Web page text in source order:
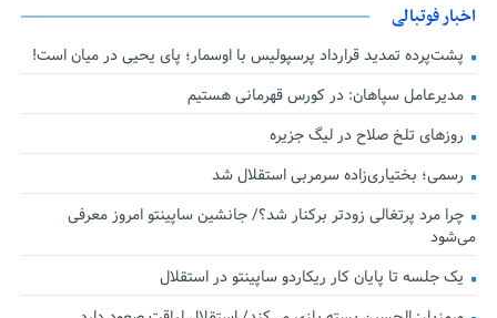
اخبار فوتبالی
پشت‌پرده تمدید قرارداد پرسپولیس با اوسمار؛ پای یحیی در میان است!
مدیرعامل سپاهان: در کورس قهرمانی هستیم
روزهای تلخ صلاح در لیگ جزیره
رسمی؛ بختیاری‌زاده سرمربی استقلال شد
چرا مرد پرتغالی زودتر برکنار شد؟/ جانشین ساپینتو امروز معرفی
می‌شود
یک جلسه تا پایان کار ریکاردو ساپینتو در استقلال